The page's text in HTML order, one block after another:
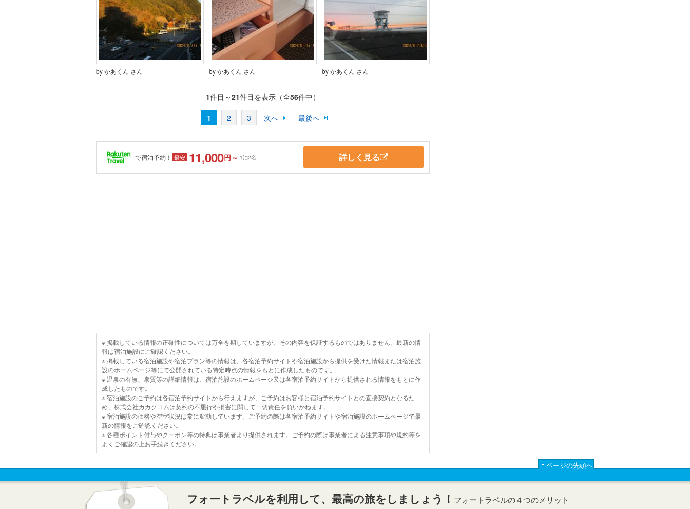
by かあくん さん by かあくん さん by かあくん さん
1件目～21件目を表示（全56件中）
1 2 3 次へ 最後へ
で宿泊予約！ 最安 11,000円～ 1泊2名 詳しく見る
※ 掲載している情報の正確性については万全を期していますが、その内容を保証するものではありません。最新の情
報は宿泊施設にご確認ください。
※ 掲載している宿泊施設や宿泊プラン等の情報は、各宿泊予約サイトや宿泊施設から提供を受けた情報または宿泊施
設のホームページ等にて公開されている特定時点の情報をもとに作成したものです。
※ 温泉の有無、泉質等の詳細情報は、宿泊施設のホームページ又は各宿泊予約サイトから提供される情報をもとに作
成したものです。
※ 宿泊施設のご予約は各宿泊予約サイトから行えますが、ご予約はお客様と宿泊予約サイトとの直接契約となるた
め、株式会社カカクコムは契約の不履行や損害に関して一切責任を負いかねます。
※ 宿泊施設の価格や空室状況は常に変動しています。ご予約の際は各宿泊予約サイトや宿泊施設のホームページで最
新の情報をご確認ください。
※ 各種ポイント付与やクーポン等の特典は事業者より提供されます。ご予約の際は事業者による注意事項や規約等を
よくご確認の上お手続きください。
ページの先頭へ
フォートラベルを利用して、最高の旅をしましょう！ フォートラベルの４つのメリット